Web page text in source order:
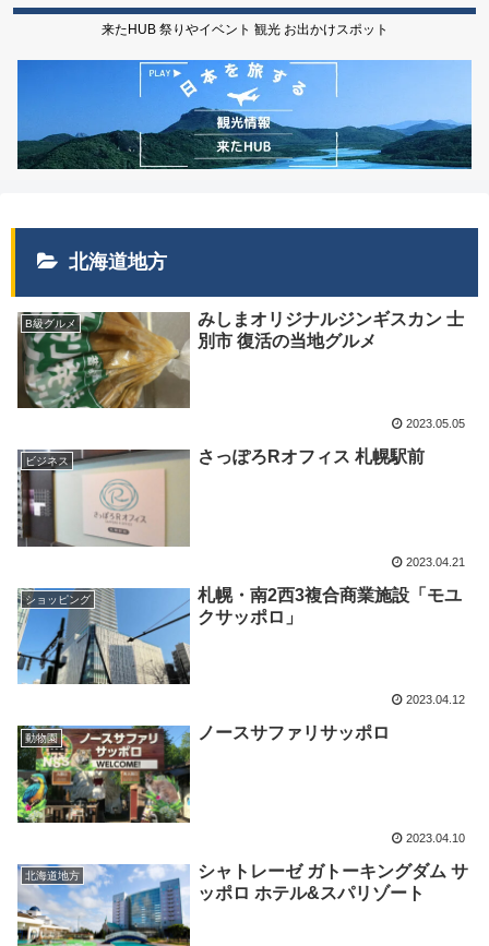
来たHUB 祭りやイベント 観光 お出かけスポット
北海道地方
B級グルメ
みしまオリジナルジンギスカン 士
別市 復活の当地グルメ
2023.05.05
ビジネス さっぽろRオフィス 札幌駅前
2023.04.21
ショッピング
札幌・南2西3複合商業施設「モユ
クサッポロ」
2023.04.12
動物園 ノースサファリサッポロ
2023.04.10
北海道地方
シャトレーゼ ガトーキングダム サ
ッポロ ホテル&スパリゾート